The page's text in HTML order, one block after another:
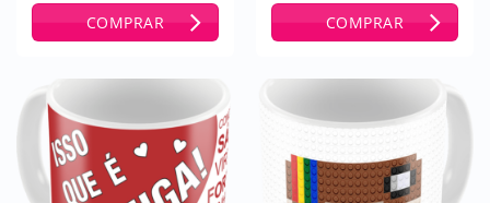
COMPRAR COMPRAR